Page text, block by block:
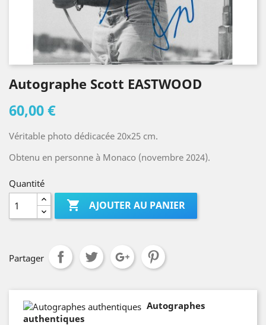
Autographe Scott EASTWOOD
60,00 €
Véritable photo dédicacée 20x25 cm.
Obtenu en personne à Monaco (novembre 2024).
Quantité
 AJOUTER AU PANIER
Partager
Autographes
authentiques